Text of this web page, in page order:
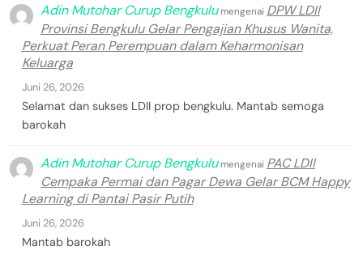
Adin Mutohar Curup Bengkulumengenai DPW LDII
Provinsi Bengkulu Gelar Pengajian Khusus Wanita,
Perkuat Peran Perempuan dalam Keharmonisan
Keluarga
Juni 26, 2026
Selamat dan sukses LDII prop bengkulu. Mantab semoga
barokah
Adin Mutohar Curup Bengkulumengenai PAC LDII
Cempaka Permai dan Pagar Dewa Gelar BCM Happy
Learning di Pantai Pasir Putih
Juni 26, 2026
Mantab barokah